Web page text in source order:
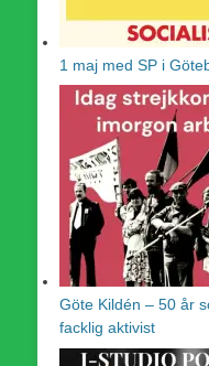
1 maj med SP i
Göte Kildén – 50 år
facklig aktivist